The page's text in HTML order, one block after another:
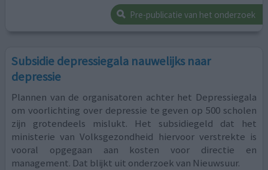
Pre-publicatie van het onderzoek
Subsidie depressiegala nauwelijks naar
depressie
Plannen van de organisatoren achter het Depressiegala
om voorlichting over depressie te geven op 500 scholen
zijn grotendeels mislukt. Het subsidiegeld dat het
ministerie van Volksgezondheid hiervoor verstrekte is
vooral opgegaan aan kosten voor directie en
management. Dat blijkt uit onderzoek van Nieuwsuur.